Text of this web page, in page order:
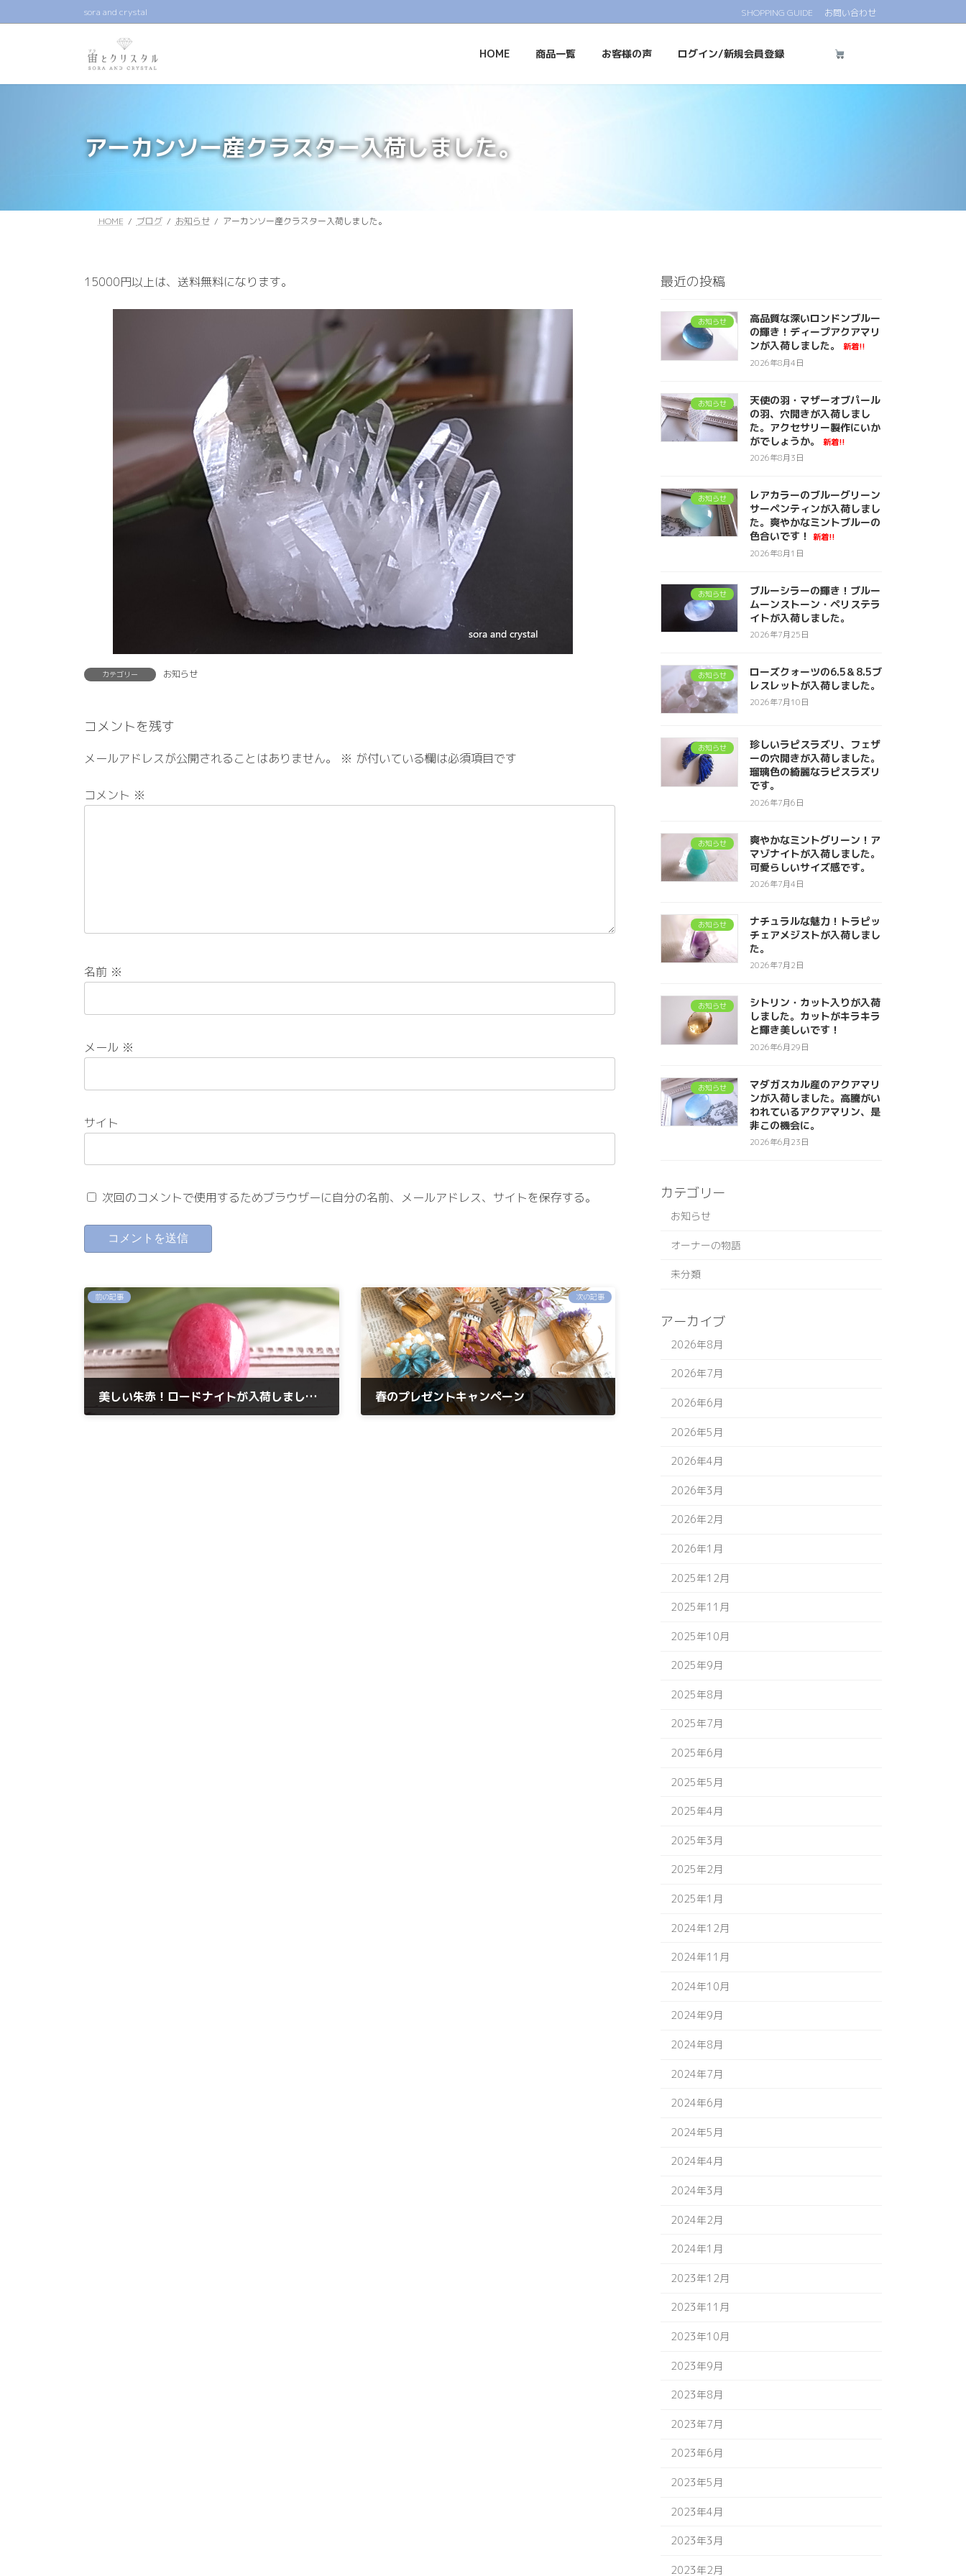
ン
ビ
sora and crystal SHOPPING GUIDE お問い合わせ
HOME 商品一覧 お客様の声 ログイン/新規会員登録
アーカンソー産クラスター入荷しました。
HOME ブログ お知らせ アーカンソー産クラスター入荷しました。
15000円以上は、送料無料になります。
カテゴリー お知らせ
コメントを残す
メールアドレスが公開されることはありません。 ※ が付いている欄は必須項目です
コメント ※
名前 ※
メール ※
サイト
次回のコメントで使用するためブラウザーに自分の名前、メールアドレス、サイトを保存する。
前の記事
美しい朱赤！ロードナイトが入荷しました。
次の記事
春のプレゼントキャンペーン
最近の投稿
お知らせ
高品質な深いロンドンブルー
の輝き！ディープアクアマリ
ンが入荷しました。
新着!!
2026年8月4日
お知らせ
天使の羽・マザーオブパール
の羽、穴開きが入荷しまし
た。アクセサリー製作にいか
がでしょうか。
新着!!
2026年8月3日
お知らせ
レアカラーのブルーグリーン
サーペンティンが入荷しまし
た。爽やかなミントブルーの
色合いです！ 新着!!
2026年8月1日
お知らせ
ブルーシラーの輝き！ブルー
ムーンストーン・ペリステラ
イトが入荷しました。
2026年7月25日
お知らせ
ローズクォーツの6.5＆8.5ブ
レスレットが入荷しました。
2026年7月10日
お知らせ
珍しいラピスラズリ、フェザ
ーの穴開きが入荷しました。
瑠璃色の綺麗なラピスラズリ
です。
2026年7月6日
お知らせ
爽やかなミントグリーン！ア
マゾナイトが入荷しました。
可愛らしいサイズ感です。
2026年7月4日
お知らせ
ナチュラルな魅力！トラピッ
チェアメジストが入荷しまし
た。
2026年7月2日
お知らせ
シトリン・カット入りが入荷
しました。カットがキラキラ
と輝き美しいです！
2026年6月29日
お知らせ
マダガスカル産のアクアマリ
ンが入荷しました。高騰がい
われているアクアマリン、是
非この機会に。
2026年6月23日
カテゴリー
お知らせ
オーナーの物語
未分類
アーカイブ
2026年8月
2026年7月
2026年6月
2026年5月
2026年4月
2026年3月
2026年2月
2026年1月
2025年12月
2025年11月
2025年10月
2025年9月
2025年8月
2025年7月
2025年6月
2025年5月
2025年4月
2025年3月
2025年2月
2025年1月
2024年12月
2024年11月
2024年10月
2024年9月
2024年8月
2024年7月
2024年6月
2024年5月
2024年4月
2024年3月
2024年2月
2024年1月
2023年12月
2023年11月
2023年10月
2023年9月
2023年8月
2023年7月
2023年6月
2023年5月
2023年4月
2023年3月
2023年2月